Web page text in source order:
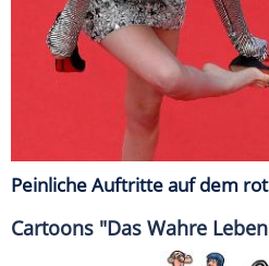
Peinliche Auftritte auf dem
Cartoons "Das Wahre